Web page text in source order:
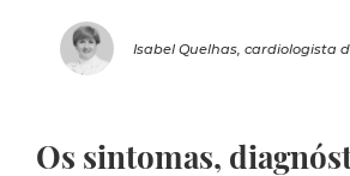
Isabel Quelhas, cardiologista
Os sintomas,